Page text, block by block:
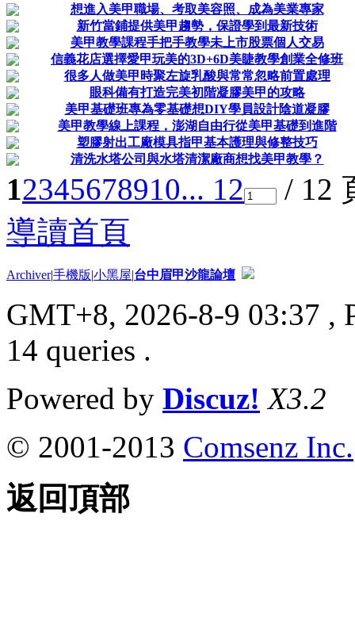
想進入美甲職場、考取美容照、成為美業專家
新竹當鋪提供美甲趨勢，保證學到最新技術
美甲教學課程手把手教學未上市股票個人交易
信義花店選擇愛甲玩美的3D+6D美睫教學創業全修班
很多人做美甲時聚左旋乳酸與常常忽略前置處理
眼科備有打造完美初階凝膠美甲的攻略
美甲基礎班專為零基礎想DIY學員設計陰道凝膠
美甲教學線上課程，澎湖自由行從美甲基礎到進階
塑膠射出工廠模具指甲基本護理與修整技巧
清洗水塔公司與水塔清潔廠商想找美甲教學？
12345678910... 12
/ 12
導讀首頁
Archiver|手機版|小黑屋|台中眉甲沙龍論壇
GMT+8, 2026-8-9 03:37 ,
14 queries .
Powered by Discuz! X3.2
© 2001-2013 Comsenz Inc.
返回頂部